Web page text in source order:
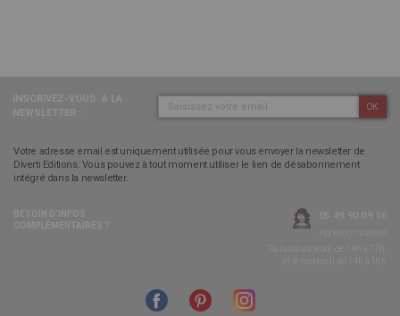
OK
Votre adresse email est uniquement utilisée pour vous envoyer la newsletter de
Diverti Editions. Vous pouvez à tout moment utiliser le lien de désabonnement
intégré dans la newsletter.